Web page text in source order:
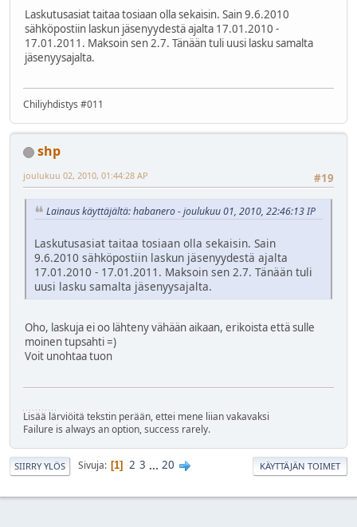
Laskutusasiat taitaa tosiaan olla sekaisin. Sain 9.6.2010
sähköpostiin laskun jäsenyydestä ajalta 17.01.2010 -
17.01.2011. Maksoin sen 2.7. Tänään tuli uusi lasku samalta
jäsenyysajalta.
Chiliyhdistys #011
shp
#19
joulukuu 02, 2010, 01:44:28 AP
Lainaus käyttäjältä: habanero - joulukuu 01, 2010, 22:46:13 IP
Laskutusasiat taitaa tosiaan olla sekaisin. Sain
9.6.2010 sähköpostiin laskun jäsenyydestä ajalta
17.01.2010 - 17.01.2011. Maksoin sen 2.7. Tänään tuli
uusi lasku samalta jäsenyysajalta.
Oho, laskuja ei oo lähteny vähään aikaan, erikoista että sulle
moinen tupsahti =)
Voit unohtaa tuon
Lisää lärviöitä tekstin perään, ettei mene liian vakavaksi
Failure is always an option, success rarely.
SIIRRY YLÖS Sivuja 1 2 3 ... 20 KÄYTTÄJÄN TOIMET